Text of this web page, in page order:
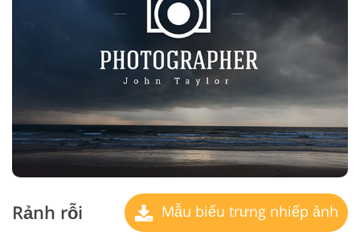
Rảnh rỗi Mẫu biểu trưng nhiếp ảnh